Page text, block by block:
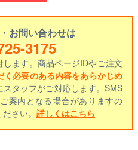
お問い合わせは
3175
します。商品ページIDやご注文
く必要のある内容をあらかじめ
スタッフがご対応します。SMS
案内となる場合がありますの
さい。 詳しくはこちら